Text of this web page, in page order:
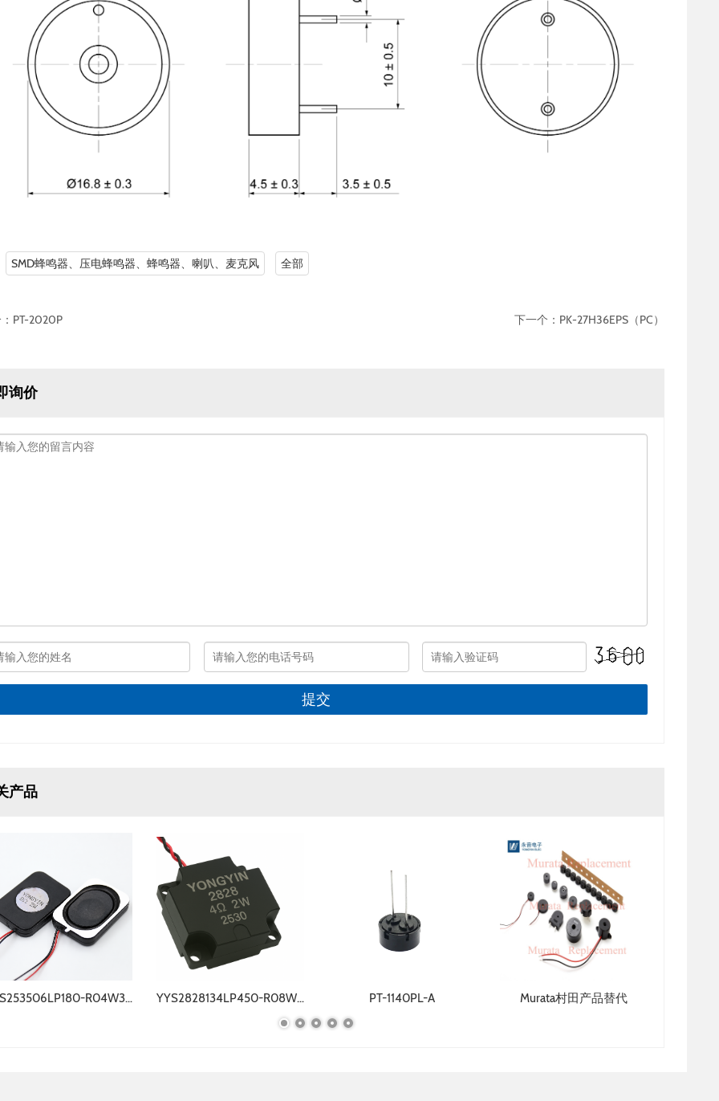
SMD蜂鸣器、压电蜂鸣器、蜂鸣器、喇叭、麦克风 全部
PT-2020P 下一个： PK-27H36EPS（PC）
询价
提交
产品
YYS253506LP180-R04W3.0-BOX-W YYS2828134LP450-R08W2.0-A PT-1140PL-A Murata村田产品替代